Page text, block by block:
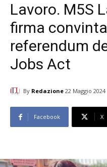
Lavoro. M5S
firma
referendum
Jobs Act
By Redazione 22 Maggio 2024
Facebook X